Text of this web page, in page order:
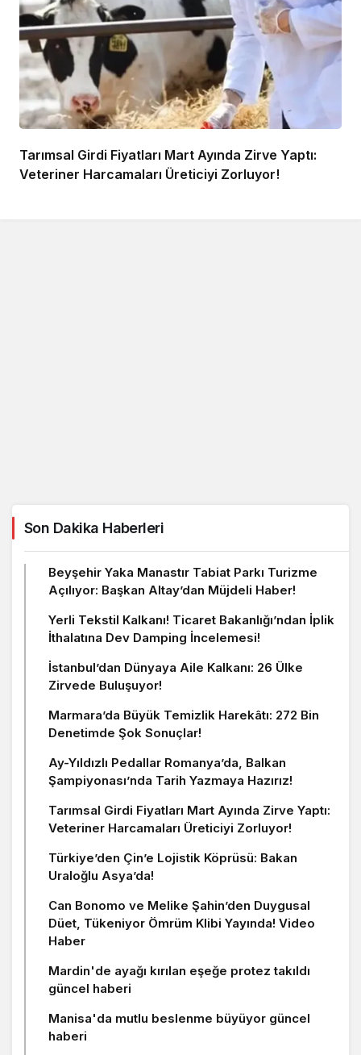
Tarımsal Girdi Fiyatları Mart Ayında Zirve Yaptı:
Veteriner Harcamaları Üreticiyi Zorluyor!
Son Dakika Haberleri
Beyşehir Yaka Manastır Tabiat Parkı Turizme
Açılıyor: Başkan Altay’dan Müjdeli Haber!
Yerli Tekstil Kalkanı! Ticaret Bakanlığı’ndan İplik
İthalatına Dev Damping İncelemesi!
İstanbul’dan Dünyaya Aile Kalkanı: 26 Ülke
Zirvede Buluşuyor!
Marmara’da Büyük Temizlik Harekâtı: 272 Bin
Denetimde Şok Sonuçlar!
Ay-Yıldızlı Pedallar Romanya’da, Balkan
Şampiyonası’nda Tarih Yazmaya Hazırız!
Tarımsal Girdi Fiyatları Mart Ayında Zirve Yaptı:
Veteriner Harcamaları Üreticiyi Zorluyor!
Türkiye’den Çin’e Lojistik Köprüsü: Bakan
Uraloğlu Asya’da!
Can Bonomo ve Melike Şahin’den Duygusal
Düet, Tükeniyor Ömrüm Klibi Yayında! Video
Haber
Mardin'de ayağı kırılan eşeğe protez takıldı
güncel haberi
Manisa'da mutlu beslenme büyüyor güncel
haberi